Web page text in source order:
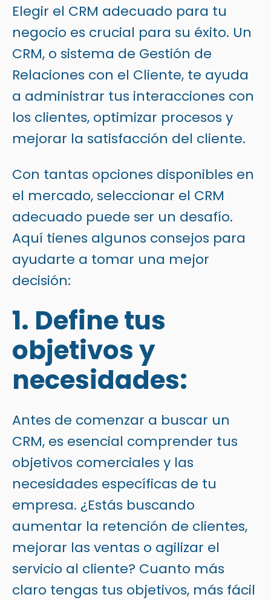
Elegir el CRM adecuado para tu
negocio es crucial para su éxito. Un
CRM, o sistema de Gestión de
Relaciones con el Cliente, te ayuda
a administrar tus interacciones con
los clientes, optimizar procesos y
mejorar la satisfacción del cliente.
Con tantas opciones disponibles en
el mercado, seleccionar el CRM
adecuado puede ser un desafío.
Aquí tienes algunos consejos para
ayudarte a tomar una mejor
decisión:
1. Define tus
objetivos y
necesidades:
Antes de comenzar a buscar un
CRM, es esencial comprender tus
objetivos comerciales y las
necesidades específicas de tu
empresa. ¿Estás buscando
aumentar la retención de clientes,
mejorar las ventas o agilizar el
servicio al cliente? Cuanto más
claro tengas tus objetivos, más fácil